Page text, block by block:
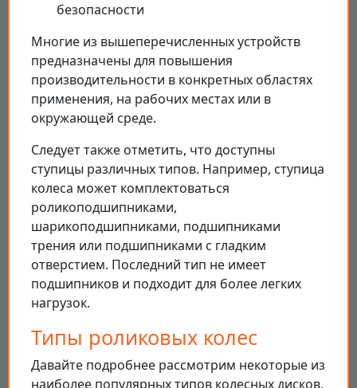
безопасности
Многие из вышеперечисленных устройств
предназначены для повышения
производительности в конкретных областях
применения, на рабочих местах или в
окружающей среде.
Следует также отметить, что доступны
ступицы различных типов. Например, ступица
колеса может комплектоваться
роликоподшипниками,
шарикоподшипниками, подшипниками
трения или подшипниками с гладким
отверстием. Последний тип не имеет
подшипников и подходит для более легких
нагрузок.
Типы роликовых колес
Давайте подробнее рассмотрим некоторые из
наиболее популярных типов колесных дисков.